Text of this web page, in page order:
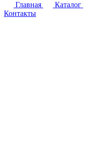
Главная
Каталог
Контакты